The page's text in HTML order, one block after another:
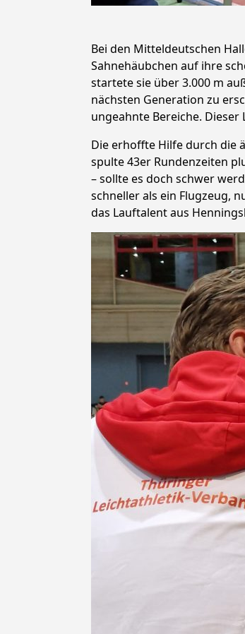
Bei den Mitteldeutschen
Sahnehäubchen auf ihre
startete sie über 3.000 m
nächsten Generation zu
ungeahnte Bereiche.
Die erhoffte Hilfe durch die
spulte 43er Rundenzeiten
– sollte es doch schwer
schneller als ein Flugzeug,
das Lauftalent aus